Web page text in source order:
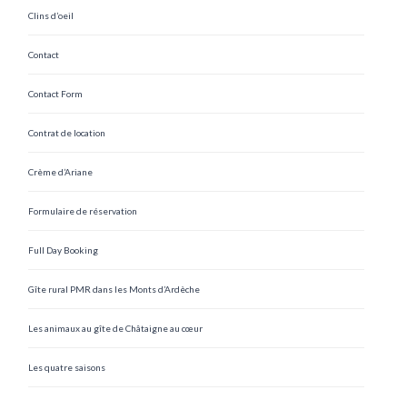
Clins d’oeil
Contact
Contact Form
Contrat de location
Crème d’Ariane
Formulaire de réservation
Full Day Booking
Gîte rural PMR dans les Monts d’Ardèche
Les animaux au gîte de Châtaigne au cœur
Les quatre saisons